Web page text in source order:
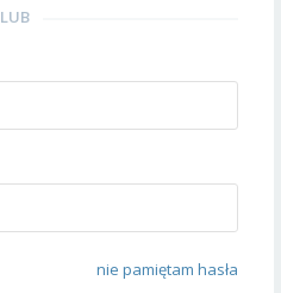
LUB
nie pamiętam hasła